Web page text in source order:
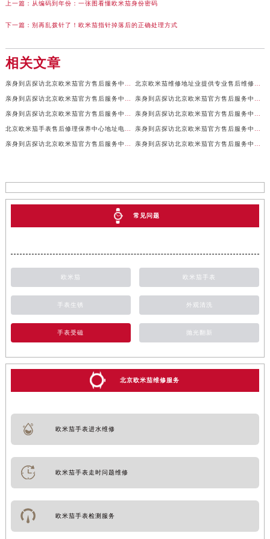
上一篇： 从编码到年份：一张图看懂欧米茄身份密码
下一篇： 别再乱拨针了！欧米茄指针掉落后的正确处理方式
相关文章
常见问题
欧米茄 欧米茄手表
手表生锈 外观清洗
手表受磁 抛光翻新
北京欧米茄维修服务
欧米茄手表进水维修
欧米茄手表走时问题维修
欧米茄手表检测服务